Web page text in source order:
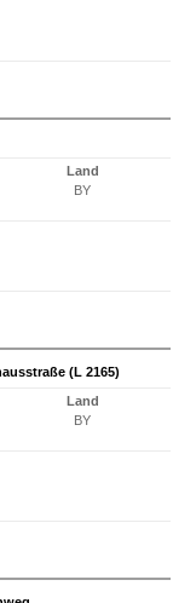
Land
BY
(L 2165)
Land
BY